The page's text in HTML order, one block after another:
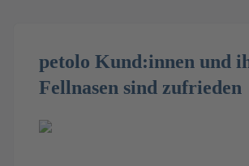
petolo Kund:innen und
Fellnasen sind zufrieden